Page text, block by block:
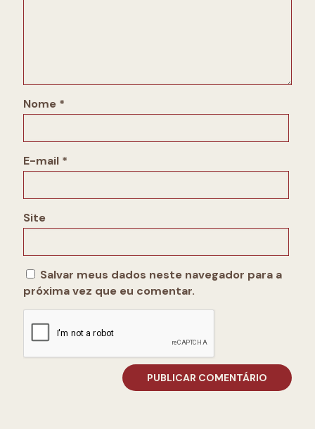
Nome *
E-mail *
Site
Salvar meus dados neste navegador para a
próxima vez que eu comentar.